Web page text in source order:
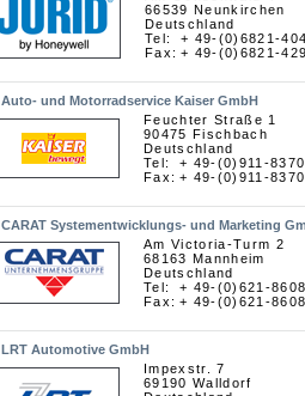
66539 Neunkirchen
Deutschland
Tel:
Fax:
+ 49-(0)6821-
+ 49-(0)6821-
Auto- und Motorradservice Kaiser GmbH
Feuchter Straße 1
90475 Fischbach
Deutschland
Tel:
Fax:
+ 49-(0)911-
+ 49-(0)911-
CARAT Systementwicklungs- und Marketing
Am Victoria-Turm 2
68163 Mannheim
Deutschland
Tel:
Fax:
+ 49-(0)621-
+ 49-(0)621-
LRT Automotive GmbH
Impexstr. 7
69190 Walldorf